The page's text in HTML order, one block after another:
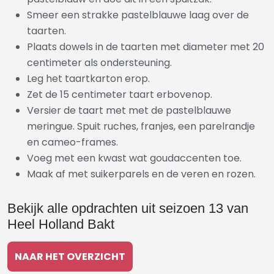
Smeer een strakke pastelblauwe laag over de
taarten.
Plaats dowels in de taarten met diameter met 20
centimeter als ondersteuning.
Leg het taartkarton erop.
Zet de 15 centimeter taart erbovenop.
Versier de taart met met de pastelblauwe
meringue. Spuit ruches, franjes, een parelrandje
en cameo-frames.
Voeg met een kwast wat goudaccenten toe.
Maak af met suikerparels en de veren en rozen.
Bekijk alle opdrachten uit seizoen 13 van
Heel Holland Bakt
NAAR HET OVERZICHT